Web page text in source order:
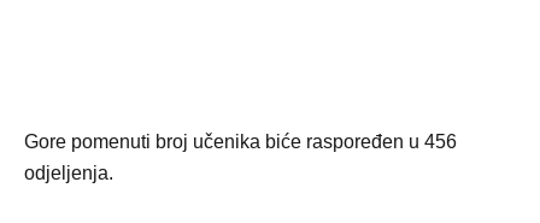
Gore pomenuti broj učenika biće raspoređen u 456
odjeljenja.